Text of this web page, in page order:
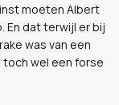
moeten Albert
En dat terwijl er bij
was van een
toch wel een forse